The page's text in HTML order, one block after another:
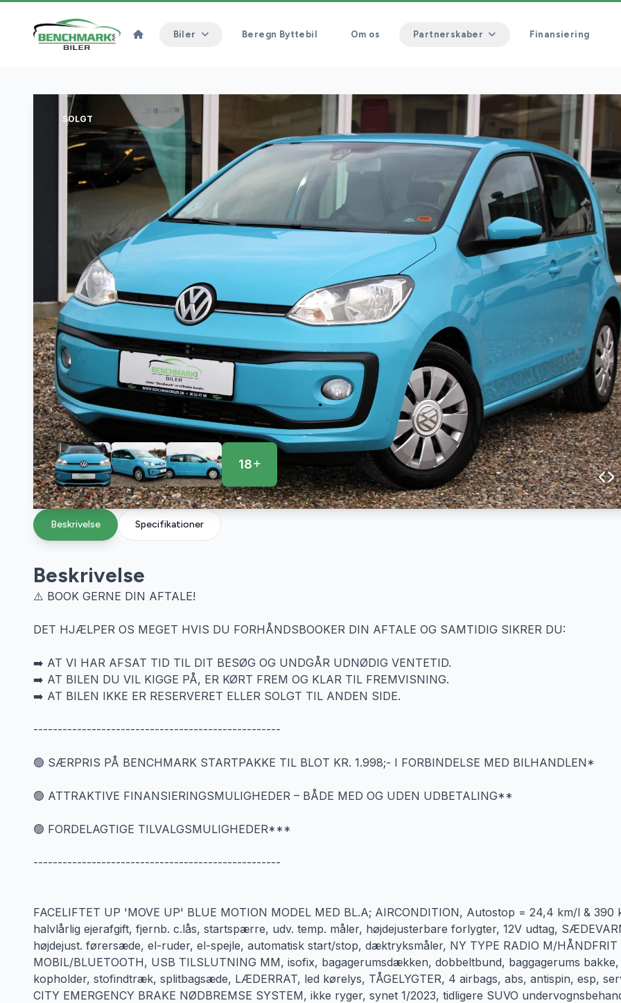
Biler Beregn Byttebil Om os Partnerskaber Finansiering
SOLGT
18
Specifikationer
Beskrivelse
Beskrivelse
⚠️ BOOK GERNE DIN AFTALE!
DET HJÆLPER OS MEGET HVIS DU FORHÅNDSBOOKER DIN AFTALE OG SAMTIDIG SIKRER DU:
➡️ AT VI HAR AFSAT TID TIL DIT BESØG OG UNDGÅR UDNØDIG VENTETID.
➡️ AT BILEN DU VIL KIGGE PÅ, ER KØRT FREM OG KLAR TIL FREMVISNING.
➡️ AT BILEN IKKE ER RESERVERET ELLER SOLGT TIL ANDEN SIDE.
---------------------------------------------------
🟢 SÆRPRIS PÅ BENCHMARK STARTPAKKE TIL BLOT KR. 1.998;- I FORBINDELSE MED BILHANDLEN*
🟢 ATTRAKTIVE FINANSIERINGSMULIGHEDER – BÅDE MED OG UDEN UDBETALING**
🟢 FORDELAGTIGE TILVALGSMULIGHEDER***
---------------------------------------------------
FACELIFTET UP 'MOVE UP' BLUE MOTION MODEL MED BL.A; AIRCONDITION, Autostop = 24,4 km/l & 390
halvlårlig ejerafgift, fjernb. c.lås, startspærre, udv. temp. måler, højdejusterbare forlygter, 12V udtag,
højdejust. førersæde, el-ruder, el-spejle, automatisk start/stop, dæktryksmåler, NY TYPE RADIO M/HÅNDFRIT
MOBIL/BLUETOOTH, USB TILSLUTNING MM, isofix, bagagerumsdækken, dobbeltbund, baggagerums bakke,
kopholder, stofindtræk, splitbagsæde, LÆDERRAT, led kørelys, TÅGELYGTER, 4 airbags, abs, antispin, esp,
CITY EMERGENCY BRAKE NØDBREMSE SYSTEM, ikke ryger, synet 1/2023, tidligere SUVO